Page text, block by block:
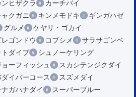
ンヒザクラ
カーチバイ
クガニ キンメモドキ
ギンガハゼ
グルメ
ケヤリ・ゴカイ
レゴンドウ コブシメ
サラサゴンベ
ダイブ
シュノーケリング
ョーフィッシュ
スカシテンジクダイ
イバーコース
スズメダイ
ナガハナダイ
スーパーブルー